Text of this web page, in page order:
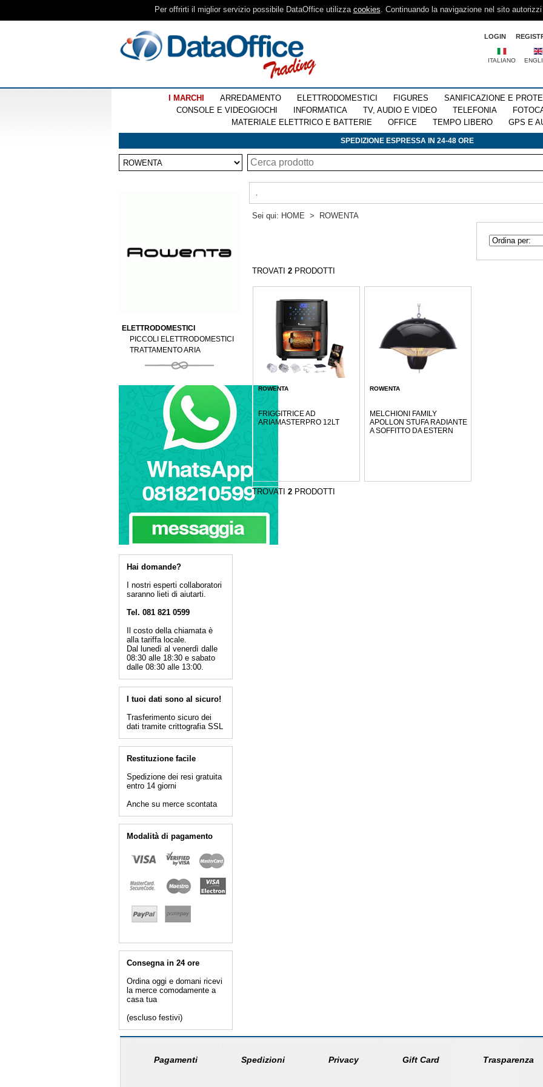
Per offrirti il miglior servizio possibile DataOffice utilizza cookies. Continuando la navigazione nel sito
LOGIN
ITALIANO
I MARCHI ARREDAMENTO ELETTRODOMESTICI FIGURES
SANIFICAZIONE E
CONSOLE E VIDEOGIOCHI
INFORMATICA TV, AUDIO E VIDEO TELEFONIA
MATERIALE ELETTRICO E BATTERIE
OFFICE TEMPO LIBERO GPS E
SPEDIZIONE ESPRESSA IN 24-48 ORE
ELETTRODOMESTICI
PICCOLI ELETTRODOMESTICI
TRATTAMENTO ARIA
Hai domande?
I nostri esperti collaboratori
saranno lieti di aiutarti.
Tel. 081 821 0599
Il costo della chiamata è
alla tariffa locale.
Dal lunedì al venerdì dalle
08:30 alle 18:30 e sabato
dalle 08:30 alle 13:00.
I tuoi dati sono al sicuro!
Trasferimento sicuro dei
dati tramite crittografia SSL
Restituzione facile
Spedizione dei resi gratuita
entro 14 giorni
Anche su merce scontata
Modalità di pagamento
Consegna in 24 ore
Ordina oggi e domani ricevi
la merce comodamente a
casa tua
(escluso festivi)
.
Sei qui: HOME > ROWENTA
TROVATI 2PRODOTTI
ROWENTA
FRIGGITRICE AD
ARIAMASTERPRO 12LT
ROWENTA
MELCHIONI FAMILY
APOLLON STUFA RADIANTE
A SOFFITTO DA ESTERN
TROVATI 2PRODOTTI
Pagamenti Spedizioni Privacy Gift Card Trasparenza